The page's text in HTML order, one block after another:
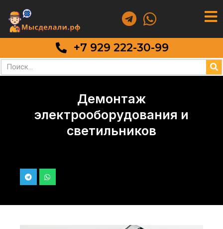
+7 929 222-30-99
Демонтаж
электрооборудования и
светильников